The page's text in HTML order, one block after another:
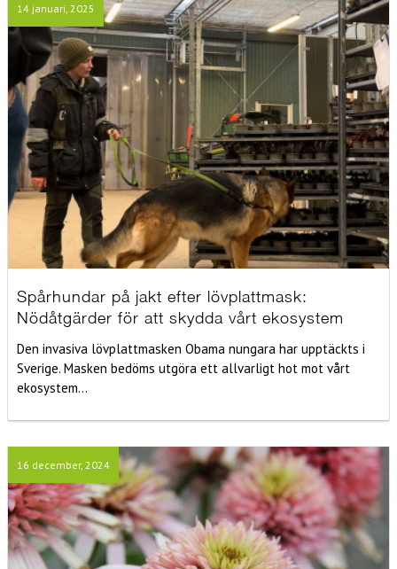
14 januari, 2025
Spårhundar på jakt efter lövplattmask:
Nödåtgärder för att skydda vårt ekosystem
Den invasiva lövplattmasken Obama nungara har upptäckts i
Sverige. Masken bedöms utgöra ett allvarligt hot mot vårt
ekosystem...
16 december, 2024